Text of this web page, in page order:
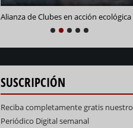
Alianza de Clubes en acción ecológica
PREVIOUS
SUSCRIPCIÓN
Reciba completamente gratis nuestro
Periódico Digital semanal